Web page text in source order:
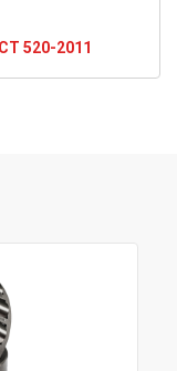
520-2011